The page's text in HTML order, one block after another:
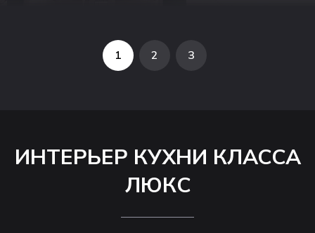
1 2 3
ИНТЕРЬЕР КУХНИ КЛАССА
ЛЮКС